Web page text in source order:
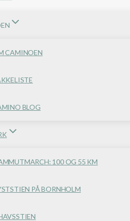
CAMINOEN
BLOG
100 OG 55 KM
PÅ BORNHOLM